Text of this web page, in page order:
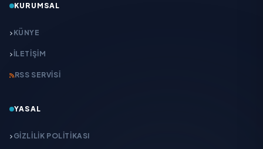
KURUMSAL
KÜNYE
İLETIŞIM
RSS SERVISI
YASAL
GIZLILIK POLITIKASI